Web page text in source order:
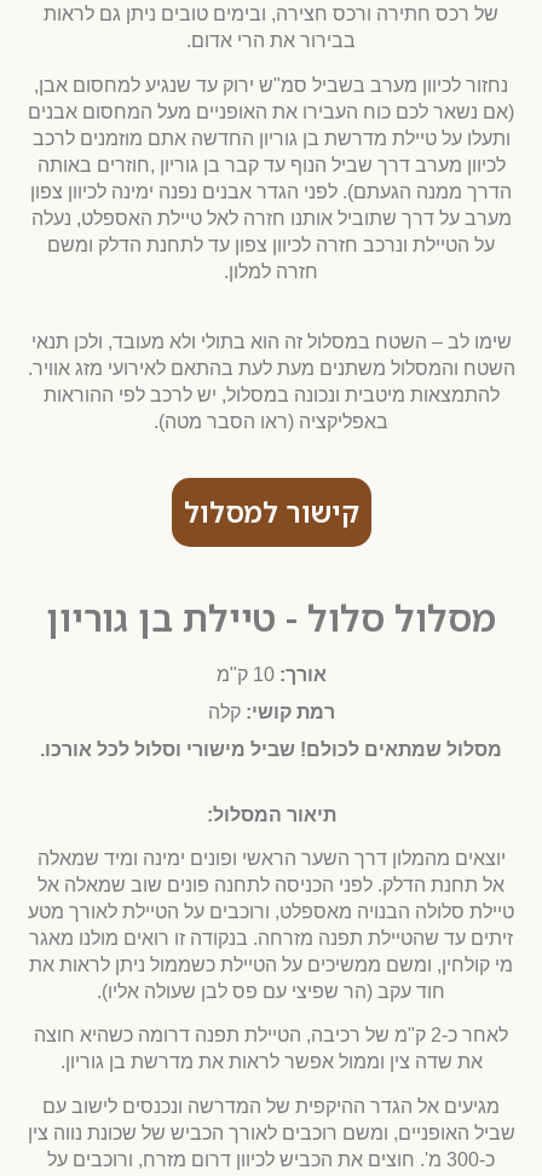
של רכס חתירה ורכס חצירה, ובימים טובים ניתן גם לראות
בבירור את הרי אדום.
נחזור לכיוון מערב בשביל סמ"ש ירוק עד שנגיע למחסום אבן,
(אם נשאר לכם כוח העבירו את האופניים מעל המחסום אבנים
ותעלו על טיילת מדרשת בן גוריון החדשה אתם מוזמנים לרכב
לכיוון מערב דרך שביל הנוף עד קבר בן גוריון ,חוזרים באותה
הדרך ממנה הגעתם). לפני הגדר אבנים נפנה ימינה לכיוון צפון
מערב על דרך שתוביל אותנו חזרה לאל טיילת האספלט, נעלה
על הטיילת ונרכב חזרה לכיוון צפון עד לתחנת הדלק ומשם
חזרה למלון.
שימו לב – השטח במסלול זה הוא בתולי ולא מעובד, ולכן תנאי
השטח והמסלול משתנים מעת לעת בהתאם לאירועי מזג אוויר.
להתמצאות מיטבית ונכונה במסלול, יש לרכב לפי ההוראות
באפליקציה (ראו הסבר מטה).
קישור למסלול
מסלול סלול - טיילת בן גוריון
אורך: 10 ק"מ
רמת קושי: קלה
מסלול שמתאים לכולם! שביל מישורי וסלול לכל אורכו.
תיאור המסלול:
יוצאים מהמלון דרך השער הראשי ופונים ימינה ומיד שמאלה
אל תחנת הדלק. לפני הכניסה לתחנה פונים שוב שמאלה אל
טיילת סלולה הבנויה מאספלט, ורוכבים על הטיילת לאורך מטע
זיתים עד שהטיילת תפנה מזרחה. בנקודה זו רואים מולנו מאגר
מי קולחין, ומשם ממשיכים על הטיילת כשממול ניתן לראות את
חוד עקב (הר שפיצי עם פס לבן שעולה אליו).
לאחר כ-2 ק"מ של רכיבה, הטיילת תפנה דרומה כשהיא חוצה
את שדה צין וממול אפשר לראות את מדרשת בן גוריון.
מגיעים אל הגדר ההיקפית של המדרשה ונכנסים לישוב עם
שביל האופניים, ומשם רוכבים לאורך הכביש של שכונת נווה צין
כ-300 מ'. חוצים את הכביש לכיוון דרום מזרח, ורוכבים על